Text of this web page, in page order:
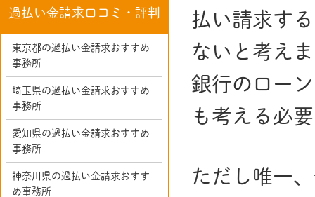
払い請求す
ないと考え
銀行のロー
も考える必
ただし唯一
過払い金請求口コミ・評判
東京都の過払い金請求おすすめ
事務所
埼玉県の過払い金請求おすすめ
事務所
愛知県の過払い金請求おすすめ
事務所
神奈川県の過払い金請求おすす
め事務所